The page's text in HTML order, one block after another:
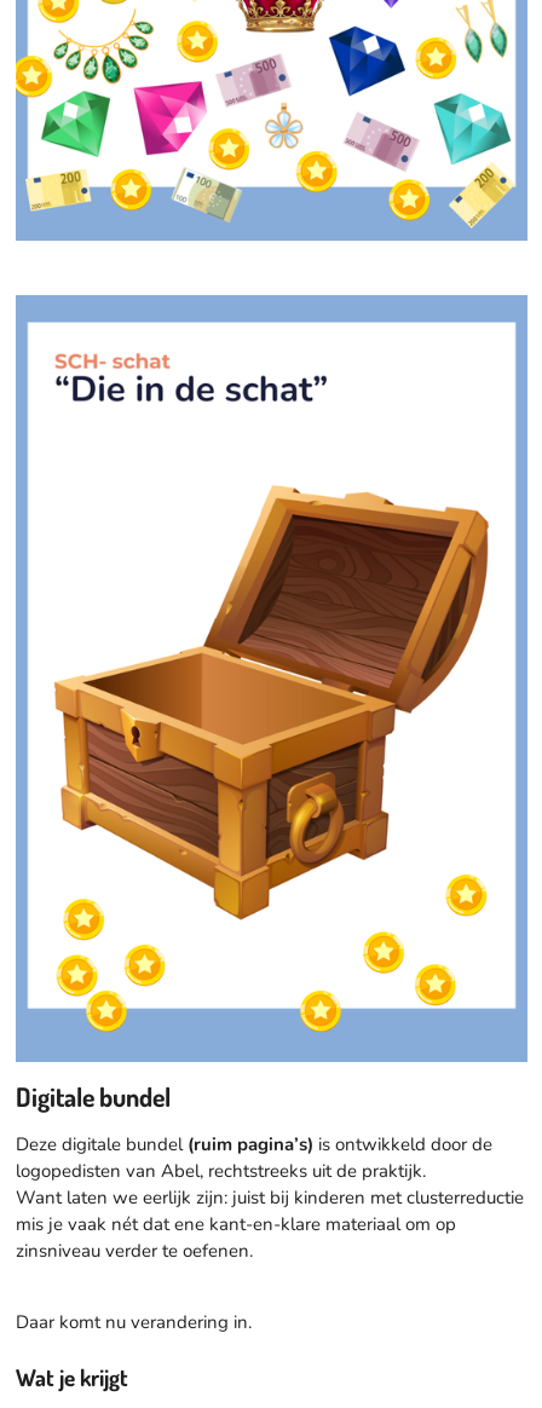
Digitale bundel
Deze digitale bundel (ruim pagina’s) is ontwikkeld door de
logopedisten van Abel, rechtstreeks uit de praktijk.
Want laten we eerlijk zijn: juist bij kinderen met clusterreductie
mis je vaak nét dat ene kant-en-klare materiaal om op
zinsniveau verder te oefenen.
Daar komt nu verandering in.
Wat je krijgt